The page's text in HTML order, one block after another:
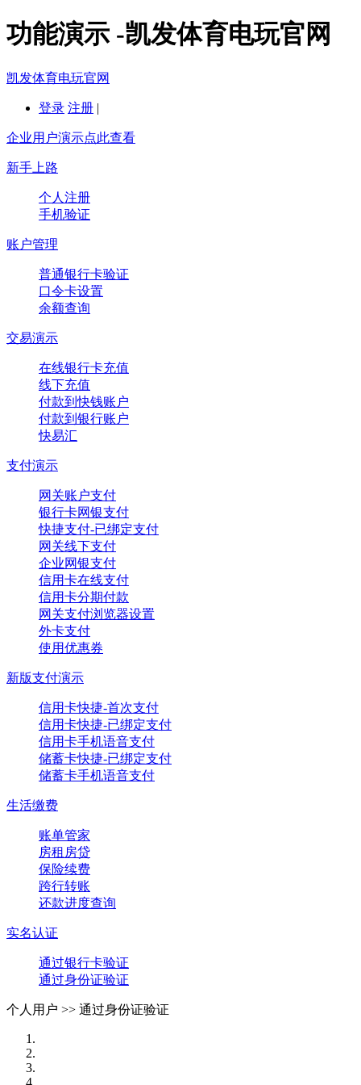
功能演示 -凯发体育电玩官网
凯发体育电玩官网
登录 注册 |
企业用户演示点此查看
新手上路
个人注册
手机验证
账户管理
普通银行卡验证
口令卡设置
余额查询
交易演示
在线银行卡充值
线下充值
付款到快钱账户
付款到银行账户
快易汇
支付演示
网关账户支付
银行卡网银支付
快捷支付-已绑定支付
网关线下支付
企业网银支付
信用卡在线支付
信用卡分期付款
网关支付浏览器设置
外卡支付
使用优惠券
新版支付演示
信用卡快捷-首次支付
信用卡快捷-已绑定支付
信用卡手机语音支付
储蓄卡快捷-已绑定支付
储蓄卡手机语音支付
生活缴费
账单管家
房租房贷
保险续费
跨行转账
还款进度查询
实名认证
通过银行卡验证
通过身份证验证
个人用户 >> 通过身份证验证